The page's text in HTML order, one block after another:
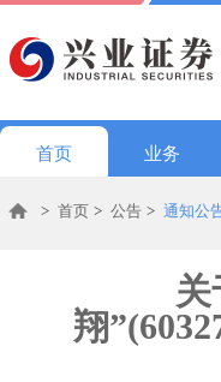
首页 业务
> 首页 > 公告 > 通知公
关
翔